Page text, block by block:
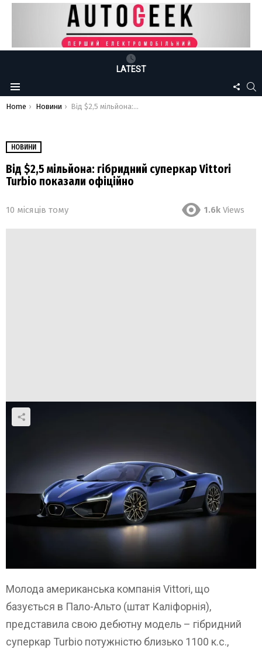
LATEST
Menu
US
You are here:
Home Новини Від $2,5 мільйона: гібридний суперкар Vittori Turbio показали офіційно
НОВИНИ
Від $2,5 мільйона: гібридний суперкар Vittori
Turbio показали офіційно
10 місяців тому 1.6k Views
Молода американська компанія Vittori, що
базується в Пало-Альто (штат Каліфорнія),
представила свою дебютну модель – гібридний
суперкар Turbio потужністю близько 1100 к.с.,